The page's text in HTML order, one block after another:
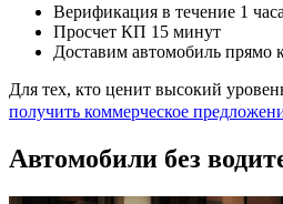
Верификация в течение 1 часа
Просчет КП 15 минут
Доставим автомобиль прямо
Для тех, кто ценит высокий
получить коммерческое
Автомобили без